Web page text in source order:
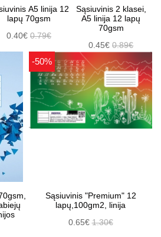
A5 linija 12
lapų 70gsm
0.40€ 0.79€
Sąsiuvinis 2 klasei,
A5 linija 12 lapų
70gsm
0.45€0.89€
-50%
Sąsiuvinis "Premium" 12
lapų,100gm2, linija
0.65€1.30€